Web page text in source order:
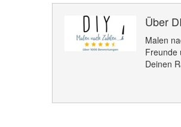
Über
Malen
Freunde
Deinen